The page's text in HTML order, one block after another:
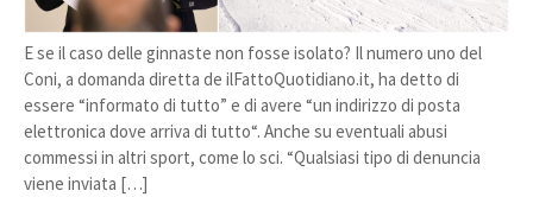
E se il caso delle ginnaste non fosse isolato? Il numero uno del
Coni, a domanda diretta de ilFattoQuotidiano.it, ha detto di
essere “informato di tutto” e di avere “un indirizzo di posta
elettronica dove arriva di tutto“. Anche su eventuali abusi
commessi in altri sport, come lo sci. “Qualsiasi tipo di denuncia
viene inviata […]